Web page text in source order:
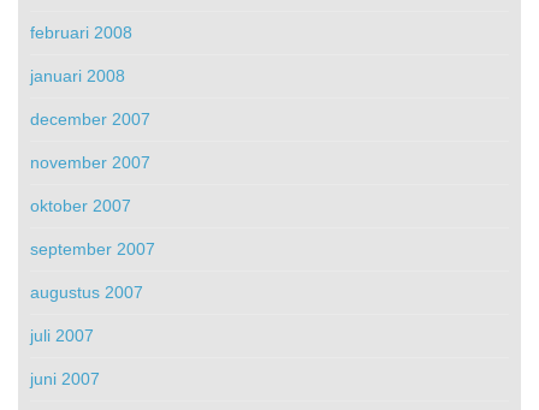
februari 2008
januari 2008
december 2007
november 2007
oktober 2007
september 2007
augustus 2007
juli 2007
juni 2007